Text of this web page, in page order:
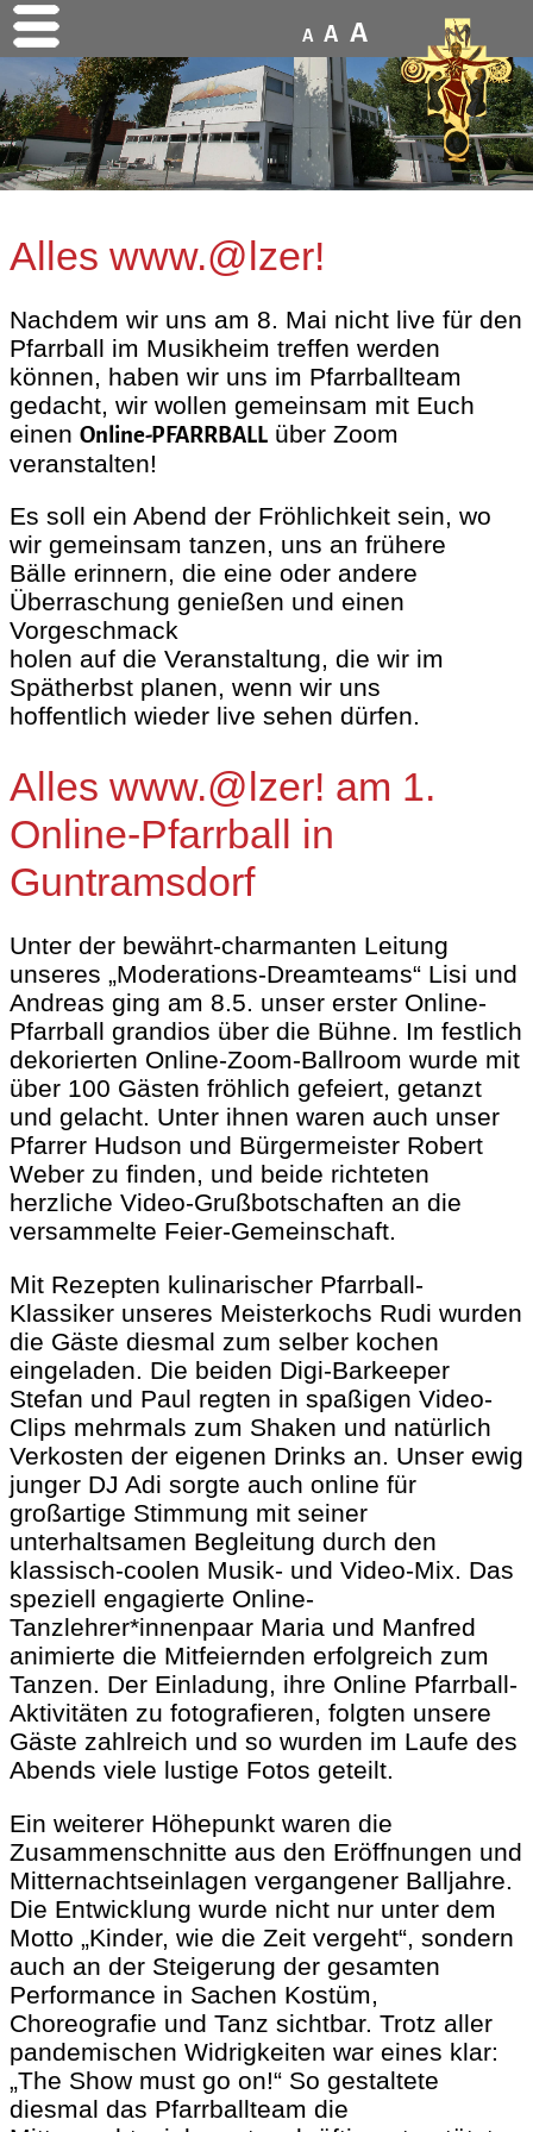
A A A
Alles www.@lzer!
Nachdem wir uns am 8. Mai nicht live für den
Pfarrball im Musikheim treffen werden
können, haben wir uns im Pfarrballteam
gedacht, wir wollen gemeinsam mit Euch
einen Online-PFARRBALL über Zoom
veranstalten!
Es soll ein Abend der Fröhlichkeit sein, wo
wir gemeinsam tanzen, uns an frühere
Bälle erinnern, die eine oder andere
Überraschung genießen und einen
Vorgeschmack
holen auf die Veranstaltung, die wir im
Spätherbst planen, wenn wir uns
hoffentlich wieder live sehen dürfen.
Alles www.@lzer! am 1.
Online-Pfarrball in
Guntramsdorf
Unter der bewährt-charmanten Leitung
unseres „Moderations-Dreamteams“ Lisi und
Andreas ging am 8.5. unser erster Online-
Pfarrball grandios über die Bühne. Im festlich
dekorierten Online-Zoom-Ballroom wurde mit
über 100 Gästen fröhlich gefeiert, getanzt
und gelacht. Unter ihnen waren auch unser
Pfarrer Hudson und Bürgermeister Robert
Weber zu finden, und beide richteten
herzliche Video-Grußbotschaften an die
versammelte Feier-Gemeinschaft.
Mit Rezepten kulinarischer Pfarrball-
Klassiker unseres Meisterkochs Rudi wurden
die Gäste diesmal zum selber kochen
eingeladen. Die beiden Digi-Barkeeper
Stefan und Paul regten in spaßigen Video-
Clips mehrmals zum Shaken und natürlich
Verkosten der eigenen Drinks an. Unser ewig
junger DJ Adi sorgte auch online für
großartige Stimmung mit seiner
unterhaltsamen Begleitung durch den
klassisch-coolen Musik- und Video-Mix. Das
speziell engagierte Online-
Tanzlehrer*innenpaar Maria und Manfred
animierte die Mitfeiernden erfolgreich zum
Tanzen. Der Einladung, ihre Online Pfarrball-
Aktivitäten zu fotografieren, folgten unsere
Gäste zahlreich und so wurden im Laufe des
Abends viele lustige Fotos geteilt.
Ein weiterer Höhepunkt waren die
Zusammenschnitte aus den Eröffnungen und
Mitternachtseinlagen vergangener Balljahre.
Die Entwicklung wurde nicht nur unter dem
Motto „Kinder, wie die Zeit vergeht“, sondern
auch an der Steigerung der gesamten
Performance in Sachen Kostüm,
Choreografie und Tanz sichtbar. Trotz aller
pandemischen Widrigkeiten war eines klar:
„The Show must go on!“ So gestaltete
diesmal das Pfarrballteam die